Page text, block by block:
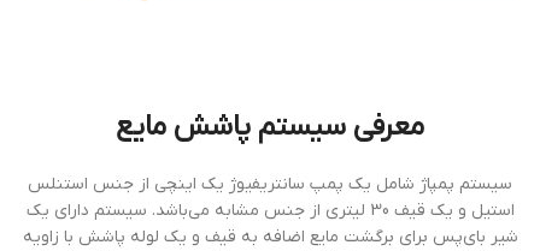
معرفی سيستم پاشش مایع
سیستم پمپاژ شامل یک پمپ سانتریفیوژ یک اینچی از جنس استنلس
استیل و یک قیف 30 لیتری از جنس مشابه می‌باشد. سیستم دارای یک
شیر بای‌پس برای برگشت مایع اضافه به قیف و یک لوله پاشش با زاویه